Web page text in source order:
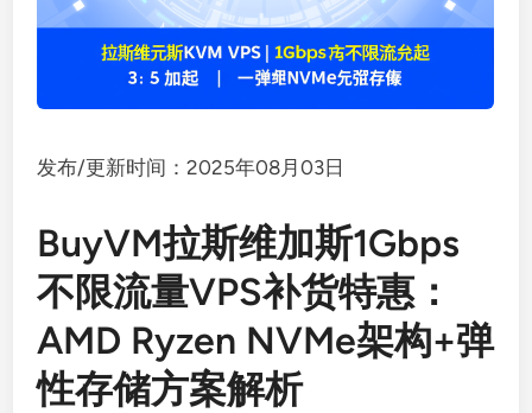
发布/更新时间：2025年08月03日
BuyVM拉斯维加斯1Gbps
不限流量VPS补货特惠：
AMD Ryzen NVMe架构+弹
性存储方案解析